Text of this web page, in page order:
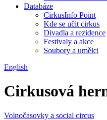
Databáze
CirkusInfo Point
Kde se učit cirkus
Divadla a rezidence
Festivaly a akce
Soubory a umělci
English
Cirkusová
Volnočasovky a social circus